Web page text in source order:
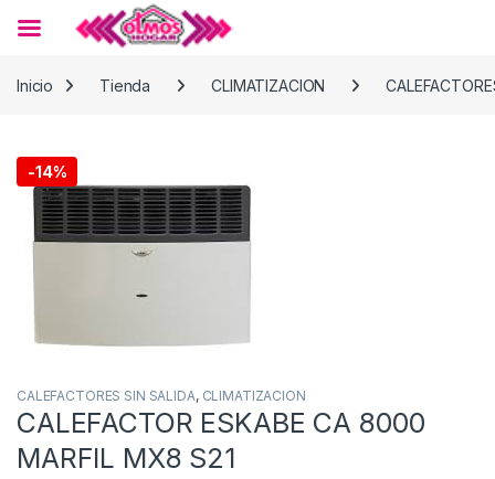
Inicio
Tienda CLIMATIZACION
-14%
CALEFACTORES SIN SALIDA, CLIMATIZACION
CALEFACTOR ESKABE CA 8000
MARFIL MX8 S21